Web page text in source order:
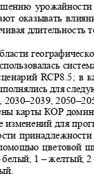
оказывать
длительность
RCP8.5; в
для
2030–2039,
карты КОР
изменений для
цветовой
белый, 1–желтый, 2